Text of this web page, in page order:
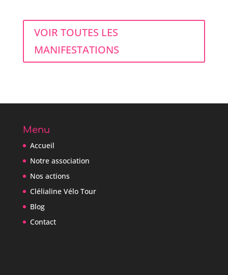
VOIR TOUTES LES
MANIFESTATIONS
Menu
Accueil
Notre association
Nos actions
Clélialine Vélo Tour
Blog
Contact